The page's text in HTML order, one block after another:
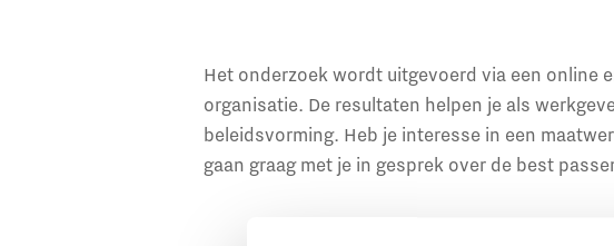
Het onderzoek wordt uitgevoerd via een online
organisatie. De resultaten helpen je als
beleidsvorming. Heb je interesse in een
gaan graag met je in gesprek over de best